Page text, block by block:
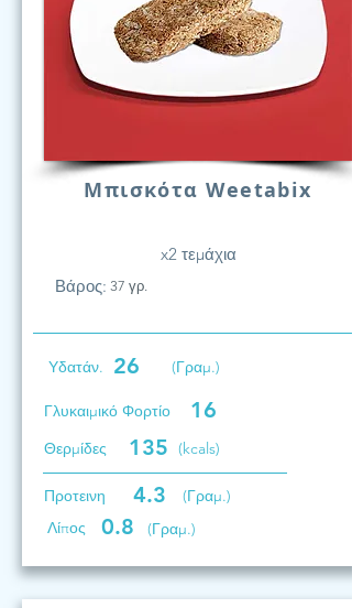
Μπισκότα Weetabix
x2 τεμάχια
Βάρος: 37 γρ.
Υδατάν. 26 (Γραμ.)
Γλυκαιμικό Φορτίο 16
Θερμίδες 135 (kcals)
Προτεινη 4.3
(Γραμ.)
Λίπος
0.8 (Γραμ.)